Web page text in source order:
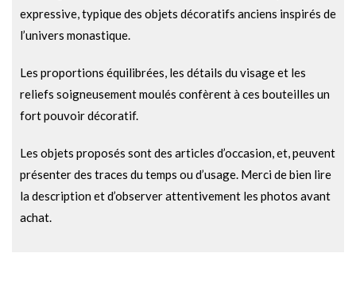
expressive, typique des objets décoratifs anciens inspirés de
l’univers monastique.
Les proportions équilibrées, les détails du visage et les
reliefs soigneusement moulés confèrent à ces bouteilles un
fort pouvoir décoratif.
Les objets proposés sont des articles d’occasion, et, peuvent
présenter des traces du temps ou d’usage. Merci de bien lire
la description et d’observer attentivement les photos avant
achat.